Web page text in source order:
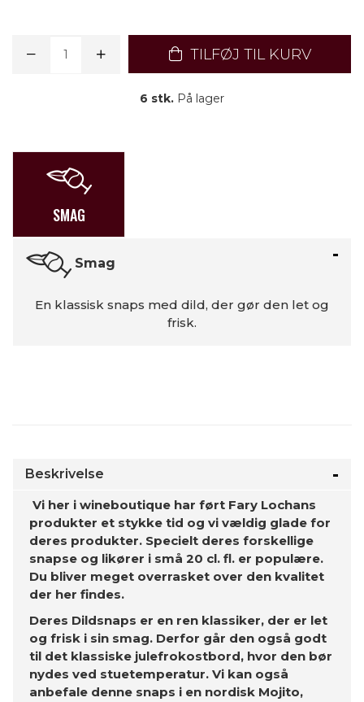
TILFØJ TIL KURV
6 stk. På lager
SMAG
Smag
En klassisk snaps med dild, der gør den let og
frisk.
Beskrivelse
Vi her i wineboutique har ført Fary Lochans
produkter et stykke tid og vi vældig glade for
deres produkter. Specielt deres forskellige
snapse og likører i små 20 cl. fl. er populære.
Du bliver meget overrasket over den kvalitet
der her findes.
Deres Dildsnaps er en ren klassiker, der er let
og frisk i sin smag. Derfor går den også godt
til det klassiske julefrokostbord, hvor den bør
nydes ved stuetemperatur. Vi kan også
anbefale denne snaps i en nordisk Mojito,